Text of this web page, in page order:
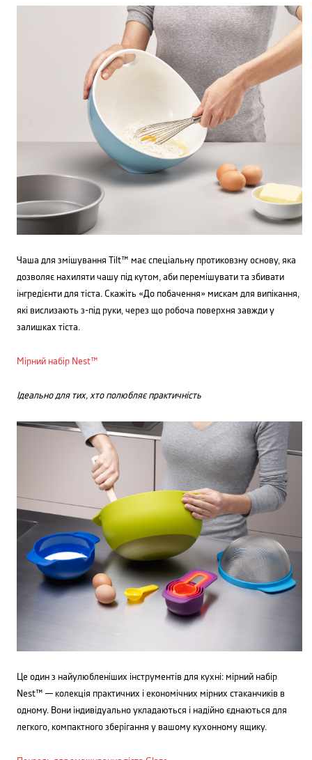
Чаша для змішування Tilt™ має спеціальну протиковзну основу, яка
дозволяє нахиляти чашу під кутом, аби перемішувати та збивати
інгредієнти для тіста. Скажіть «До побачення» мискам для випікання,
які вислизають з-під руки, через що робоча поверхня завжди у
залишках тіста.
Мірний набір Nest™
Ідеально для тих, хто полюбляє практичність
Це один з найулюбленіших інструментів для кухні: мірний набір
Nest™ — колекція практичних і економічних мірних стаканчиків в
одному. Вони індивідуально укладаються і надійно єднаються для
легкого, компактного зберігання у вашому кухонному ящику.